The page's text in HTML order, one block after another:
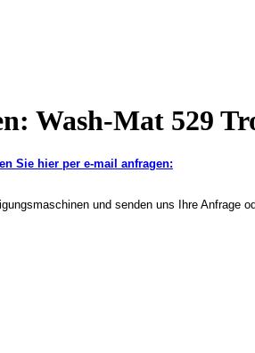
Wash-Mat 529
Sie hier per e-mail anfragen:
und senden uns Ihre Anfrage